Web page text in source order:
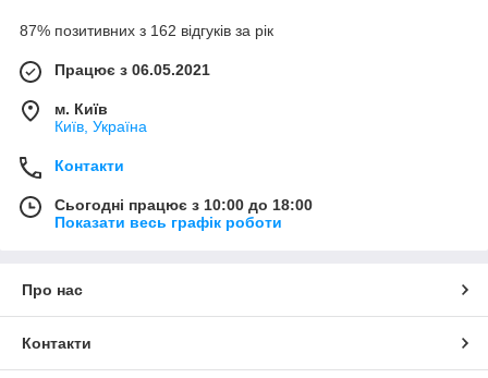
87% позитивних з 162 відгуків за рік
Працює з 06.05.2021
м. Київ
Київ, Україна
Контакти
Сьогодні працює з 10:00 до 18:00
Показати весь графік роботи
Про нас
Контакти